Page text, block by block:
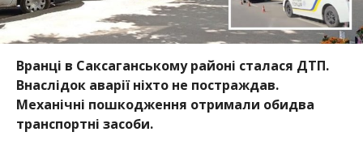
Вранці в Саксаганському районі сталася ДТП.
Внаслідок аварії ніхто не постраждав.
Механічні пошкодження отримали обидва
транспортні засоби.